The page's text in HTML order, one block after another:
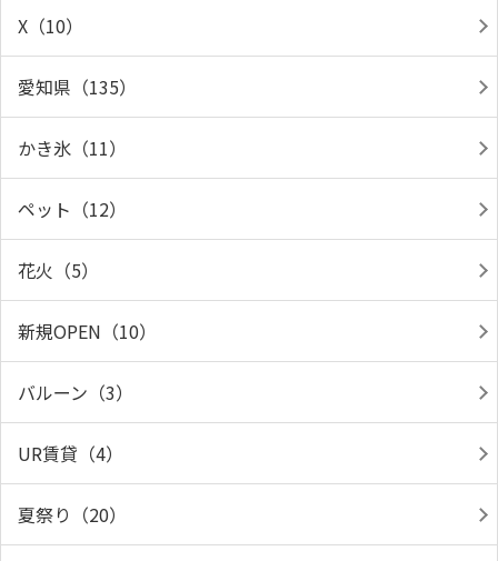
X（10）
愛知県（135）
かき氷（11）
ペット（12）
花火（5）
新規OPEN（10）
バルーン（3）
UR賃貸（4）
夏祭り（20）